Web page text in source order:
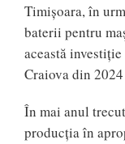
Timişoara, în
baterii pentru
această
Craiova din
În mai anul
producţia în